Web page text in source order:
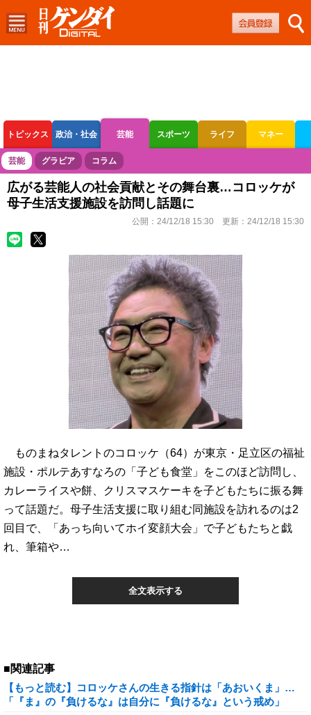
トピックス 政治・社会 芸能 スポーツ ライフ マネー
ボートレース 競輪 オートレース
芸能 グラビア コラム
広がる芸能人の社会貢献とその舞台裏…コロッケが
母子生活支援施設を訪問し話題に
公開： 24/12/18 15:30 更新： 24/12/18 15:30
ものまねタレントのコロッケ（64）が東京・足立区の福祉
施設・ポルテあすなろの「子ども食堂」をこのほど訪問し、
カレーライスや餅、クリスマスケーキを子どもたちに振る舞
って話題だ。母子生活支援に取り組む同施設を訪れるのは2
回目で、「あっち向いてホイ変顔大会」で子どもたちと戯
れ、筆箱や…
全文表示する
■関連記事
【もっと読む】コロッケさんの生きる指針は「あおいくま」…
「『ま』の『負けるな』は自分に『負けるな』という戒め」